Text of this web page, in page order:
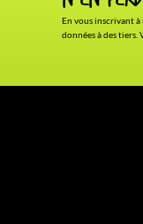
En vous inscrivant à
données à des tiers.